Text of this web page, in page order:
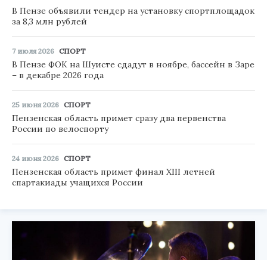
В Пензе объявили тендер на установку спортплощадок
за 8,3 млн рублей
7 июля 2026 СПОРТ
В Пензе ФОК на Шуисте сдадут в ноябре, бассейн в Заре
– в декабре 2026 года
25 июня 2026 СПОРТ
Пензенская область примет сразу два первенства
России по велоспорту
24 июня 2026 СПОРТ
Пензенская область примет финал XIII летней
спартакиады учащихся России